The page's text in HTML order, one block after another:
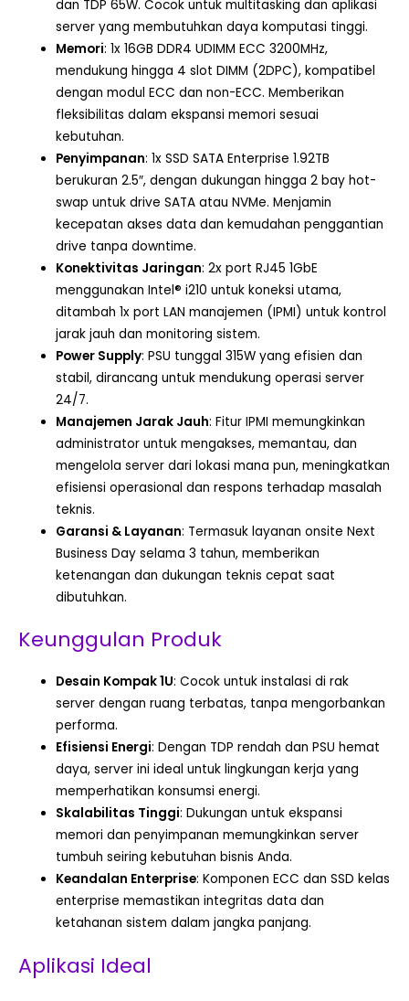
dan TDP 65W. Cocok untuk multitasking dan aplikasi
server yang membutuhkan daya komputasi tinggi.
Memori: 1x 16GB DDR4 UDIMM ECC 3200MHz,
mendukung hingga 4 slot DIMM (2DPC), kompatibel
dengan modul ECC dan non-ECC. Memberikan
fleksibilitas dalam ekspansi memori sesuai
kebutuhan.
Penyimpanan: 1x SSD SATA Enterprise 1.92TB
berukuran 2.5″, dengan dukungan hingga 2 bay hot-
swap untuk drive SATA atau NVMe. Menjamin
kecepatan akses data dan kemudahan penggantian
drive tanpa downtime.
Konektivitas Jaringan: 2x port RJ45 1GbE
menggunakan Intel® i210 untuk koneksi utama,
ditambah 1x port LAN manajemen (IPMI) untuk kontrol
jarak jauh dan monitoring sistem.
Power Supply: PSU tunggal 315W yang efisien dan
stabil, dirancang untuk mendukung operasi server
24/7.
Manajemen Jarak Jauh: Fitur IPMI memungkinkan
administrator untuk mengakses, memantau, dan
mengelola server dari lokasi mana pun, meningkatkan
efisiensi operasional dan respons terhadap masalah
teknis.
Garansi & Layanan: Termasuk layanan onsite Next
Business Day selama 3 tahun, memberikan
ketenangan dan dukungan teknis cepat saat
dibutuhkan.
Keunggulan Produk
Desain Kompak 1U: Cocok untuk instalasi di rak
server dengan ruang terbatas, tanpa mengorbankan
performa.
Efisiensi Energi: Dengan TDP rendah dan PSU hemat
daya, server ini ideal untuk lingkungan kerja yang
memperhatikan konsumsi energi.
Skalabilitas Tinggi: Dukungan untuk ekspansi
memori dan penyimpanan memungkinkan server
tumbuh seiring kebutuhan bisnis Anda.
Keandalan Enterprise: Komponen ECC dan SSD kelas
enterprise memastikan integritas data dan
ketahanan sistem dalam jangka panjang.
Aplikasi Ideal